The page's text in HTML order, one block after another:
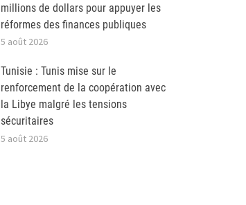
millions de dollars pour appuyer les
réformes des finances publiques
5 août 2026
Tunisie : Tunis mise sur le
renforcement de la coopération avec
la Libye malgré les tensions
sécuritaires
5 août 2026